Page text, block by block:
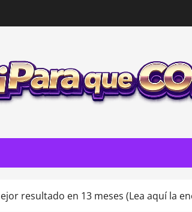
resultado en 13 meses (Lea aquí la